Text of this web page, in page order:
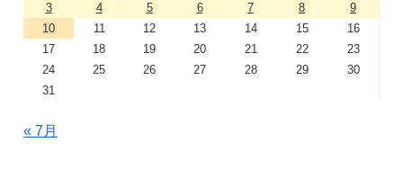
3
4 5 6 7 8
9
10
11 12 13 14 15
16
17
18 19 20 21 22
23
24
25 26 27 28 29
30
31
« 7月